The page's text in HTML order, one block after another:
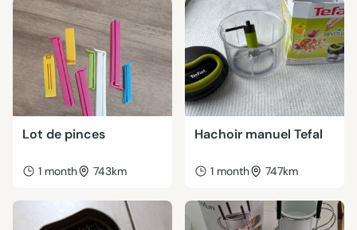
Lot de pinces
1 month 743km
Hachoir manuel Tefal
1 month 747km